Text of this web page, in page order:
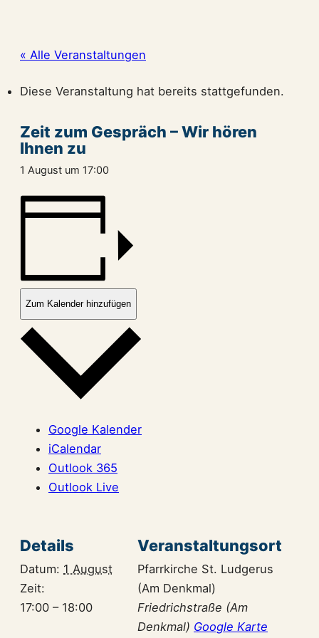
« Alle Veranstaltungen
Diese Veranstaltung hat bereits stattgefunden.
Zeit zum Gespräch – Wir hören
Ihnen zu
1 August um 17:00
Zum Kalender hinzufügen
Google Kalender
iCalendar
Outlook 365
Outlook Live
Details
Datum: 1 August
Zeit:
17:00 – 18:00
Veranstaltungsort
Pfarrkirche St. Ludgerus
(Am Denkmal)
Friedrichstraße (Am
Denkmal) Google Karte